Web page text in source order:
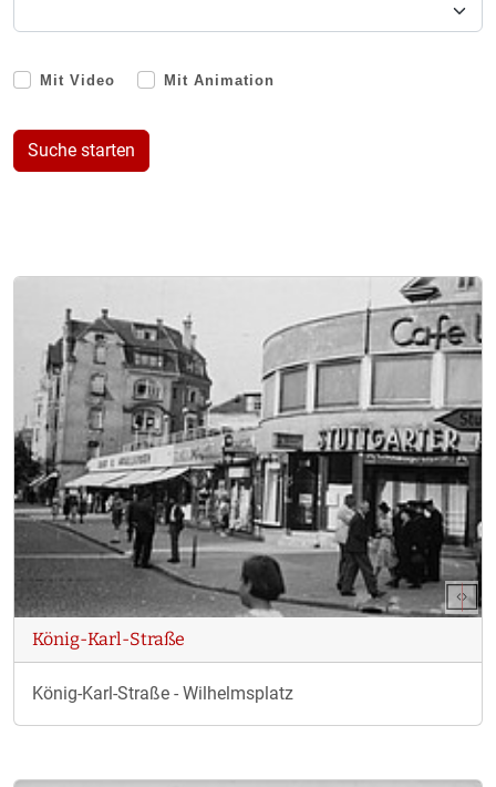
Mit Video Mit Animation
Suche starten
König-Karl-Straße
König-Karl-Straße - Wilhelmsplatz